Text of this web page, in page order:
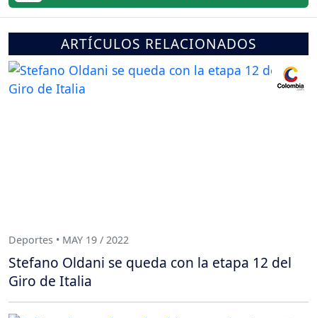
ARTÍCULOS RELACIONADOS
Deportes • MAY 19 / 2022
Stefano Oldani se queda con la etapa 12 del
Giro de Italia